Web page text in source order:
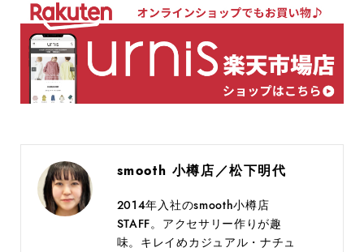
smooth 小樽店／松下明代
2014年入社のsmooth小樽店
STAFF。アクセサリー作りが趣
味。キレイめカジュアル・ナチュ